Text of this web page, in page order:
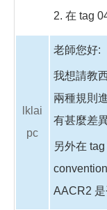
2. 在 tag
lklai
pc
老師您好:
我想請教
兩種規則
有甚麼差
另外在
AACR2